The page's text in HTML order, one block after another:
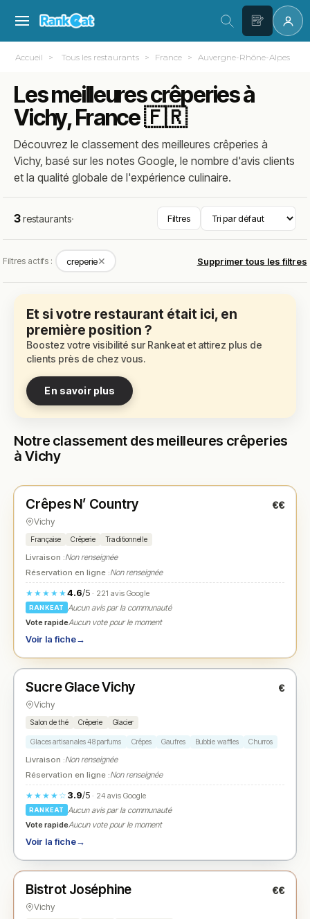
Accueil Tous les restaurants France Auvergne-Rhône-Alpes
Les meilleures crêperies à
Vichy, France 🇫🇷
Découvrez le classement des meilleures crêperies à
Vichy, basé sur les notes Google, le nombre d'avis clients
et la qualité globale de l'expérience culinaire.
3restaurants· Filtres
Filtres actifs : creperie✕ Supprimer tous les filtres
Et si votre restaurant était ici, en
première position ?
Boostez votre visibilité sur Rankeat et attirez plus de
clients près de chez vous.
En savoir plus
Notre classement des meilleures crêperies
à Vichy
★ N° 1
Crêpes N’ Country €€
Vichy
Française Crêperie Traditionnelle
Livraison :Non renseignée
Réservation en ligne :Non renseignée
★★★★★4.6/5· 221 avis Google
RANKEAT
Aucun avis par la communauté
Vote rapideAucun vote pour le moment
Voir la fiche→
★ N° 2
Sucre Glace Vichy €
Vichy
Salon de thé Crêperie Glacier
Glaces artisanales 48 parfums Crêpes Gaufres Bubble waffles Churros
Livraison :Non renseignée
Réservation en ligne :Non renseignée
★★★★☆ 3.9/5· 24 avis Google
RANKEAT
Aucun avis par la communauté
Vote rapideAucun vote pour le moment
Voir la fiche→
★ N° 3
Bistrot Joséphine €€
Vichy